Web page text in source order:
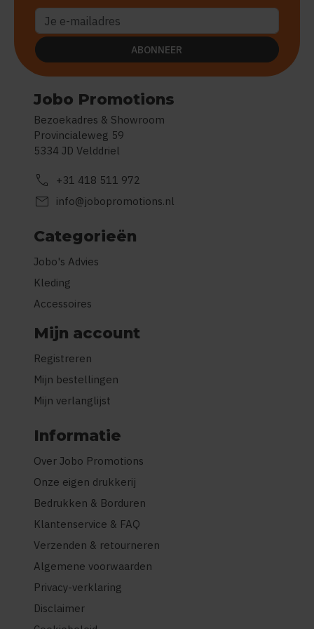
Jobo Promotions
Bezoekadres & Showroom
Provincialeweg 59
5334 JD Velddriel
call +31 418 511 972
mail info@jobopromotions.nl
Categorieën
Jobo's Advies
Kleding
Accessoires
Mijn account
Registreren
Mijn bestellingen
Mijn verlanglijst
Informatie
Over Jobo Promotions
Onze eigen drukkerij
Bedrukken & Borduren
Klantenservice & FAQ
Verzenden & retourneren
Algemene voorwaarden
Privacy-verklaring
Disclaimer
ABONNEER